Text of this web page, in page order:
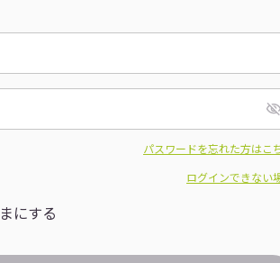
パスワードを忘れた方はこ
ログインできない
にする